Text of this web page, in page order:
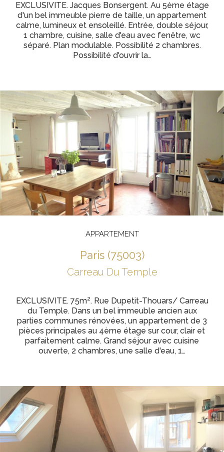
EXCLUSIVITE. Jacques Bonsergent. Au 5ème étage
d'un bel immeuble pierre de taille, un appartement
calme, lumineux et ensoleillé. Entrée, double séjour,
1 chambre, cuisine, salle d'eau avec fenêtre, wc
séparé. Plan modulable. Possibilité 2 chambres.
Possibilité d'ouvrir la…
APPARTEMENT
paris (75003)
Carreau Du Temple
EXCLUSIVITE. 75m². Rue Dupetit-Thouars/ Carreau
du Temple. Dans un bel immeuble ancien aux
parties communes rénovées, un appartement de 3
pièces principales au 4ème étage sur cour, clair et
parfaitement calme. Grand séjour avec cuisine
ouverte, 2 chambres, une salle d'eau, 1…